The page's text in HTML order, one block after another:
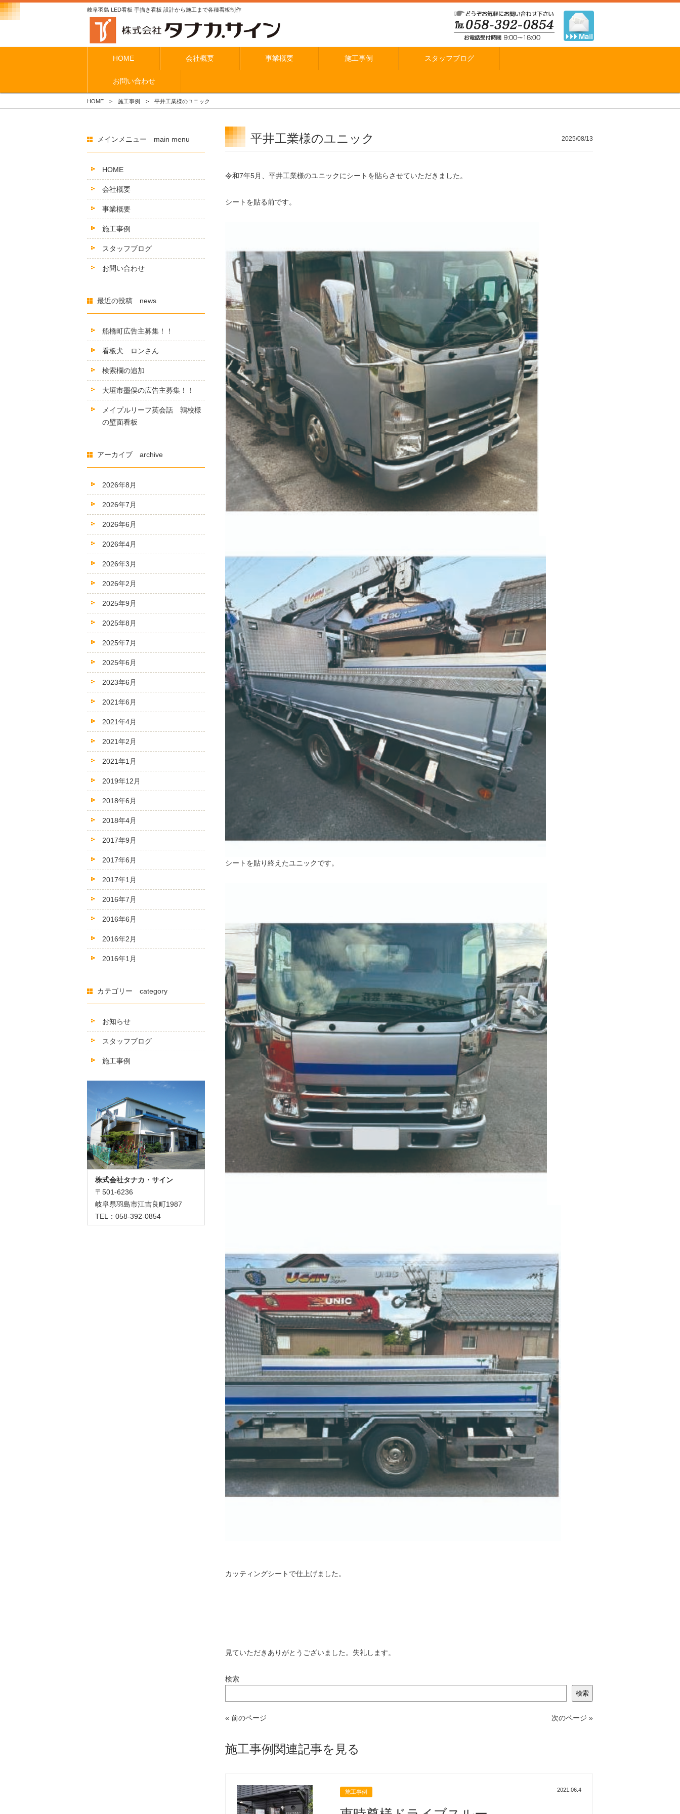
岐阜羽島 LED看板 手描き看板 設計から施工まで各種看板制作
HOME 会社概要 事業概要 施工事例 スタッフブログ
お問い合わせ
HOME 施工事例 平井工業様のユニック
平井工業様のユニック 2025/08/13
令和7年5月、平井工業様のユニックにシートを貼らさせていただきました。
シートを貼る前です。
シートを貼り終えたユニックです。
カッティングシートで仕上げました。
見ていただきありがとうございました。失礼します。
検索
検索
« 前のページ 次のページ »
施工事例関連記事を見る
施工事例 2021.06.4
メインメニュー main menu
HOME
会社概要
事業概要
施工事例
スタッフブログ
お問い合わせ
最近の投稿 news
船橋町広告主募集！！
看板犬 ロンさん
検索欄の追加
大垣市墨俣の広告主募集！！
メイプルリーフ英会話 鶉校様
の壁面看板
アーカイブ archive
2026年8月
2026年7月
2026年6月
2026年4月
2026年3月
2026年2月
2025年9月
2025年8月
2025年7月
2025年6月
2023年6月
2021年6月
2021年4月
2021年2月
2021年1月
2019年12月
2018年6月
2018年4月
2017年9月
2017年6月
2017年1月
2016年7月
2016年6月
2016年2月
2016年1月
カテゴリー category
お知らせ
スタッフブログ
施工事例
株式会社タナカ・サイン
〒501-6236
岐阜県羽島市江吉良町1987
TEL：058-392-0854